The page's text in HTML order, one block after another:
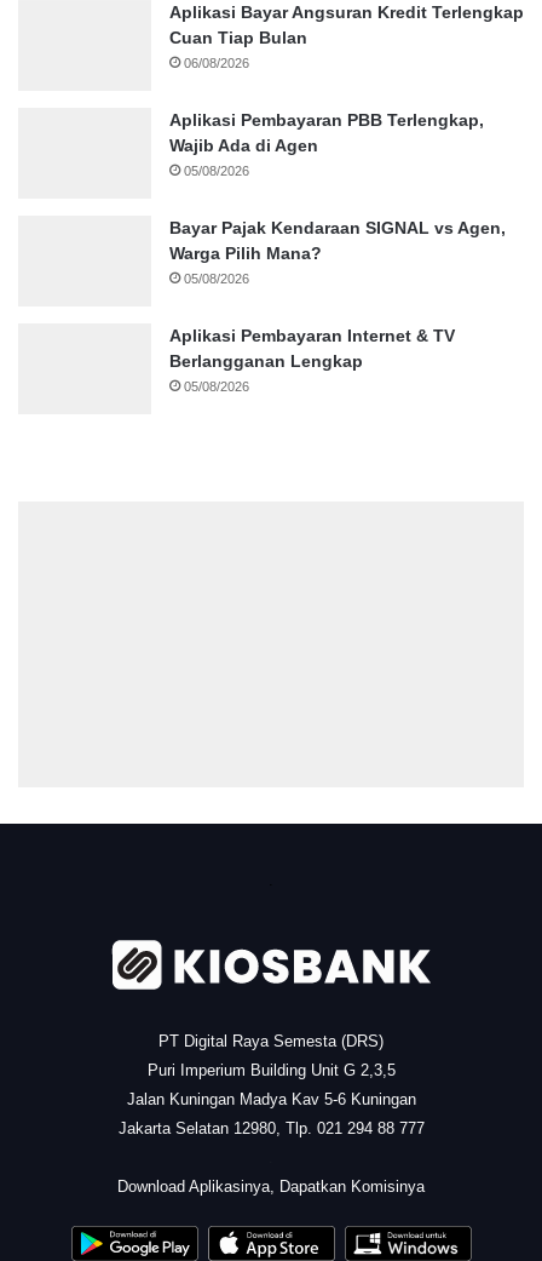
Aplikasi Bayar Angsuran Kredit Terlengkap
Cuan Tiap Bulan
06/08/2026
Aplikasi Pembayaran PBB Terlengkap,
Wajib Ada di Agen
05/08/2026
Bayar Pajak Kendaraan SIGNAL vs Agen,
Warga Pilih Mana?
05/08/2026
Aplikasi Pembayaran Internet & TV
Berlangganan Lengkap
05/08/2026
PT Digital Raya Semesta (DRS)
Puri Imperium Building Unit G 2,3,5
Jalan Kuningan Madya Kav 5-6 Kuningan
Jakarta Selatan 12980, Tlp. 021 294 88 777
Download Aplikasinya, Dapatkan Komisinya